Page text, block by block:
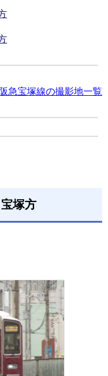
阪急宝塚線の撮影地一覧
塚方